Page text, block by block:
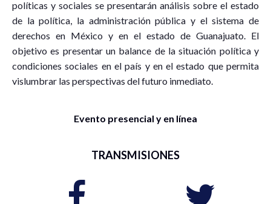
políticas y sociales se presentarán análisis sobre el estado
de la política, la administración pública y el sistema de
derechos en México y en el estado de Guanajuato. El
objetivo es presentar un balance de la situación política y
condiciones sociales en el país y en el estado que permita
vislumbrar las perspectivas del futuro inmediato.
Evento presencial y en línea
TRANSMISIONES